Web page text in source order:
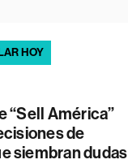
HOY
“Sell América”
de
siembran dudas